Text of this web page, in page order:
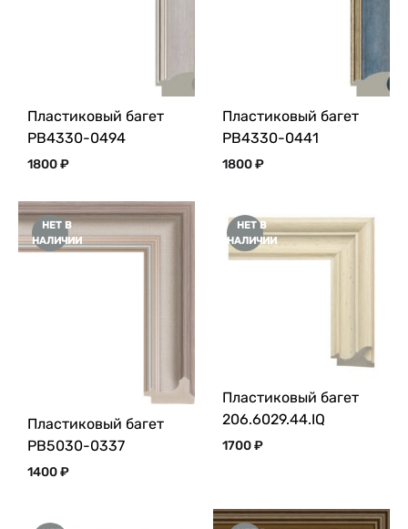
Пластиковый багет
PB4330-0494
1800₽
Пластиковый багет
PB4330-0441
1800₽
НЕТ В
НАЛИЧИИ
Пластиковый багет
PB5030-0337
1400₽
НЕТ В
НАЛИЧИИ
Пластиковый багет
206.6029.44.IQ
1700₽